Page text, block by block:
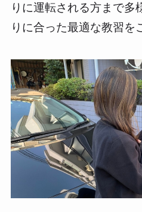
りに運転される方まで多
りに合った最適な教習を